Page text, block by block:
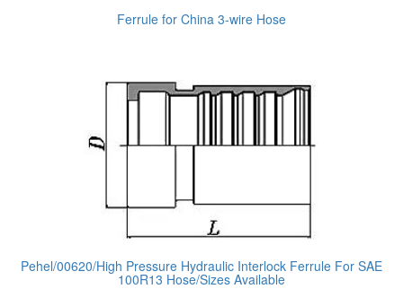
Ferrule for China 3-wire Hose
Pehel/00620/High Pressure Hydraulic Interlock Ferrule For SAE
100R13 Hose/Sizes Available